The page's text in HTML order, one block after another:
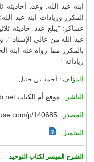
ابنه عبد الله. وعدد أحاديثه
المكرر وزيادات ابنه عبد
عساكر: "يبلغ عدد أحاديثه
عبد الله من عالي الإسناد "،
بالمكرر مما رواه عنه ابنه
زياداته "
المؤلف : أحمد بن حنبل
الناشر : موقع أم الكتاب http://www.omelketab.net
المصدر : p/140685
التحميل :
الشرح الميسر لكتاب التوحيد